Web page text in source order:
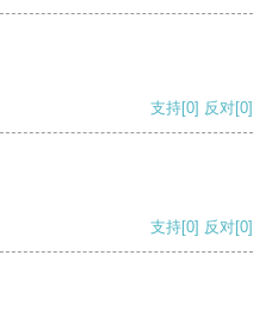
支持[0] 反对[0]
支持[0] 反对[0]